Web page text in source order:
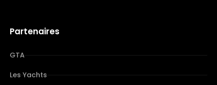
Partenaires
GTA
Les Yachts